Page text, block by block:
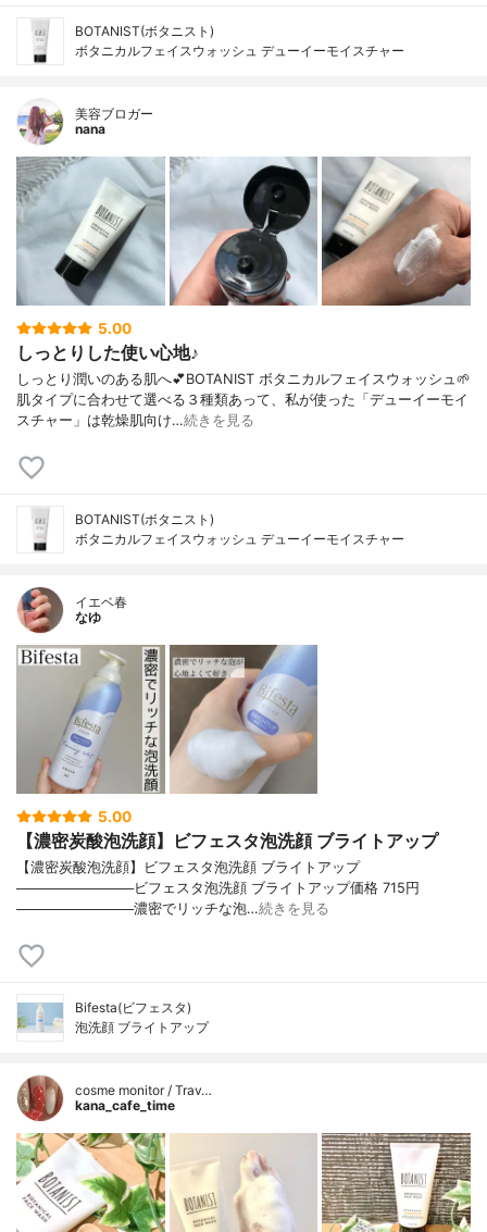
BOTANIST(ボタニスト)
ボタニカルフェイスウォッシュ デューイーモイスチャー
美容ブロガー
nana
5.00
しっとりした使い心地♪
しっとり潤いのある肌へ💕BOTANIST ボタニカルフェイスウォッシュ🌱
肌タイプに合わせて選べる３種類あって、私が使った「デューイーモイ
スチャー」は乾燥肌向け…続きを見る
BOTANIST(ボタニスト)
ボタニカルフェイスウォッシュ デューイーモイスチャー
イエベ春
なゆ
5.00
【濃密炭酸泡洗顔】ビフェスタ泡洗顔 ブライトアップ
【濃密炭酸泡洗顔】ビフェスタ泡洗顔 ブライトアップ
────────────ビフェスタ泡洗顔 ブライトアップ価格 715円
────────────濃密でリッチな泡…続きを見る
Bifesta(ビフェスタ)
泡洗顔 ブライトアップ
cosme monitor / Trav…
kana_cafe_time